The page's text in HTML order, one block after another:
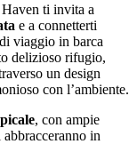
ti invita a
e a connetterti
viaggio in barca
delizioso rifugio,
un design
con l’ambiente.
, con ampie
in